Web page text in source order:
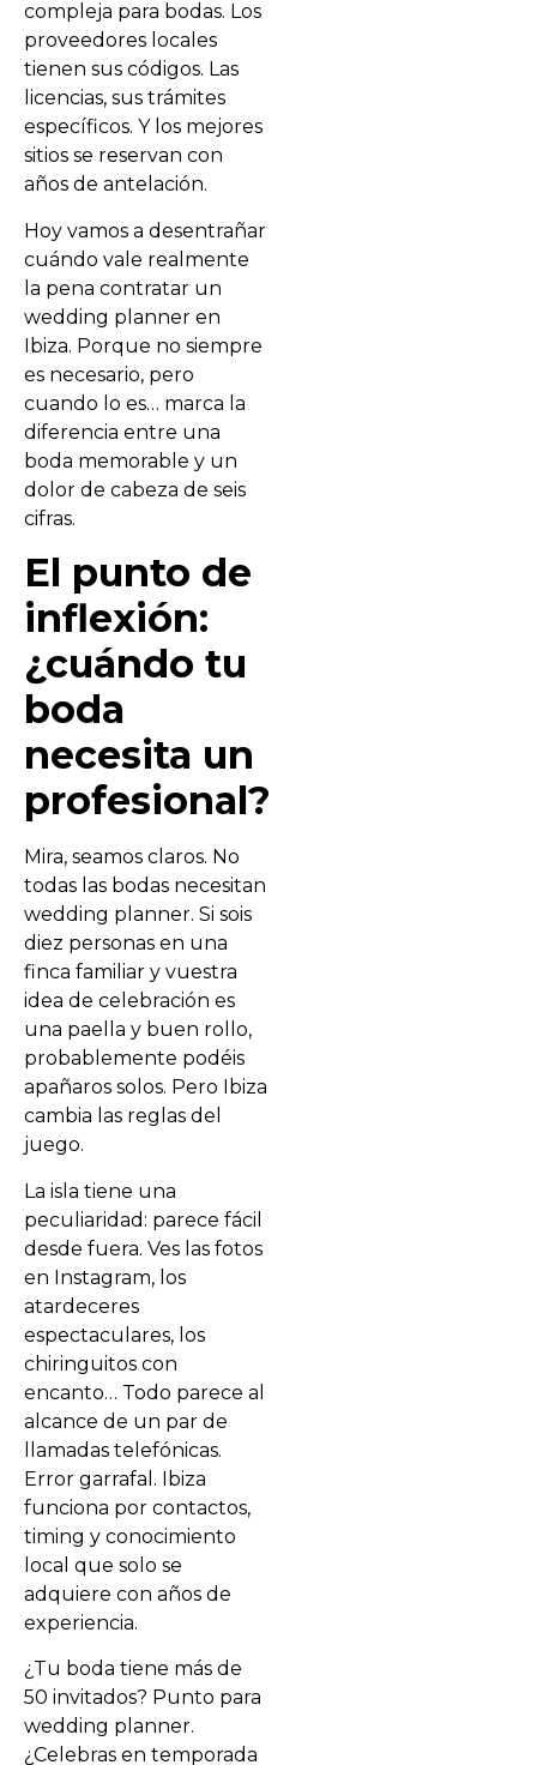
compleja para bodas. Los
proveedores locales
tienen sus códigos. Las
licencias, sus trámites
específicos. Y los mejores
sitios se reservan con
años de antelación.
Hoy vamos a desentrañar
cuándo vale realmente
la pena contratar un
wedding planner en
Ibiza. Porque no siempre
es necesario, pero
cuando lo es… marca la
diferencia entre una
boda memorable y un
dolor de cabeza de seis
cifras.
El punto de
inflexión:
¿cuándo tu
boda
necesita un
profesional?
Mira, seamos claros. No
todas las bodas necesitan
wedding planner. Si sois
diez personas en una
finca familiar y vuestra
idea de celebración es
una paella y buen rollo,
probablemente podéis
apañaros solos. Pero Ibiza
cambia las reglas del
juego.
La isla tiene una
peculiaridad: parece fácil
desde fuera. Ves las fotos
en Instagram, los
atardeceres
espectaculares, los
chiringuitos con
encanto… Todo parece al
alcance de un par de
llamadas telefónicas.
Error garrafal. Ibiza
funciona por contactos,
timing y conocimiento
local que solo se
adquiere con años de
experiencia.
¿Tu boda tiene más de
50 invitados? Punto para
wedding planner.
¿Celebras en temporada